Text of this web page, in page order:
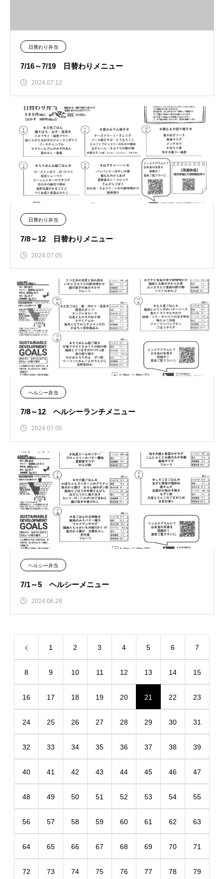
日替わり弁当
7/16～7/19 日替わりメニュー
2024.07.12
日替わり弁当
7/8～12 日替わりメニュー
2024.07.05
ヘルシー弁当
7/8～12 ヘルシーランチメニュー
2024.07.05
ヘルシー弁当
7/1～5 ヘルシーメニュー
2024.06.28
1 2 3 4 5 6 7
8 9 10 11 12 13 14 15
16 17 18 19 20 21 22 23
24 25 26 27 28 29 30 31
32 33 34 35 36 37 38 39
40 41 42 43 44 45 46 47
48 49 50 51 52 53 54 55
56 57 58 59 60 61 62 63
64 65 66 67 68 69 70 71
72 73 74 75 76 77 78 79